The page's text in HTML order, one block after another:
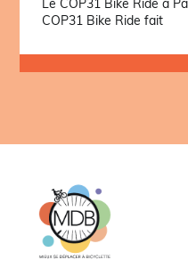
Le COP31 Bike Ride à
COP31 Bike Ride fait